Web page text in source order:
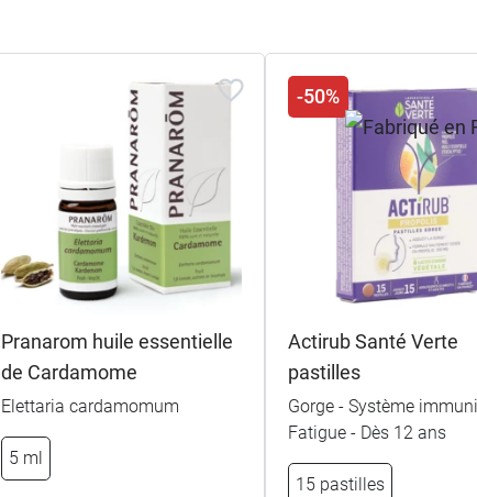
Pranarom huile essentielle
de Cardamome
Elettaria cardamomum
5 ml
-50%
Actirub Santé Verte
pastilles
Gorge - Système
Fatigue - Dès 12 ans
15 pastilles